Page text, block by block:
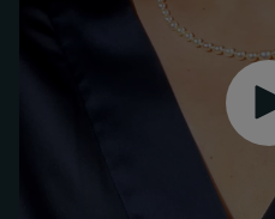
lassen, sodass es nun